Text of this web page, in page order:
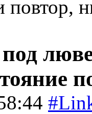
повтор,